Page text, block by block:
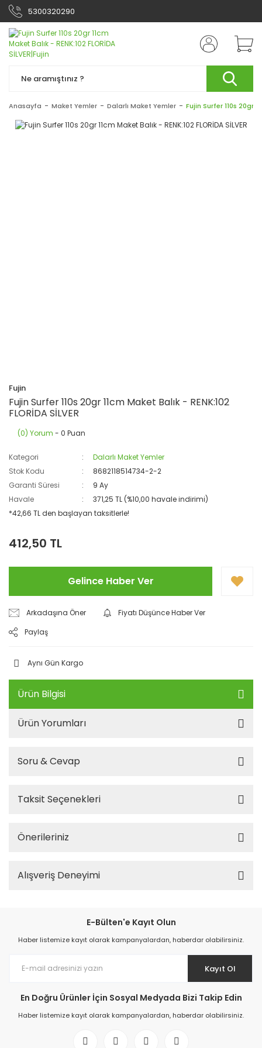
5300320290
Anasayfa Maket Yemler Dalarlı Maket Yemler Fujin Surfer 110s 20gr
Fujin
Fujin Surfer 110s 20gr 11cm Maket Balık - RENK:102
FLORİDA SİLVER
(0) Yorum - 0 Puan
Kategori
Dalarlı Maket Yemler
Stok Kodu
8682118514734-2-2
Garanti Süresi
9 Ay
Havale
371,25 TL (%10,00 havale indirimi)
*42,66 TL den başlayan taksitlerle!
412,50 TL
Gelince Haber Ver
Arkadaşına Öner
Fiyatı Düşünce Haber Ver
Paylaş
Aynı Gün Kargo
Ürün Bilgisi
Ürün Yorumları
Soru & Cevap
Taksit Seçenekleri
Önerileriniz
Alışveriş Deneyimi
E-Bülten'e Kayıt Olun
Haber listemize kayıt olarak kampanyalardan, haberdar olabilirsiniz.
Kayıt Ol
En Doğru Ürünler İçin Sosyal Medyada Bizi Takip Edin
Haber listemize kayıt olarak kampanyalardan, haberdar olabilirsiniz.